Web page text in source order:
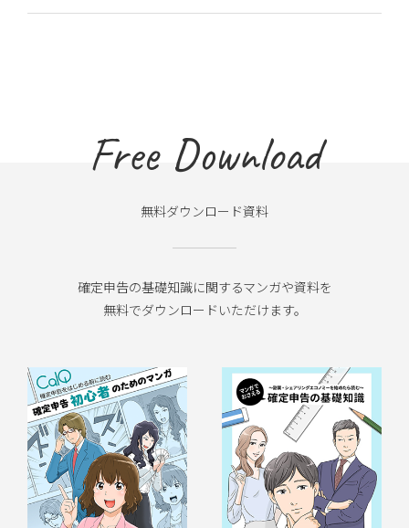
Free Download
無料ダウンロード資料
確定申告の基礎知識に関するマンガや資料を
無料でダウンロードいただけます。